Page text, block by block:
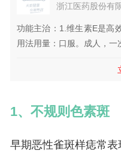
浙江医药股份有
功能主治：1.维生素E是高
的伤害，起到保护血管、心
3.与生殖功能和精子生成
卵巢
5.保护红细胞膜，预防
用法用量：口服。成人，一
1、不规则色素斑
早期恶性雀斑样痣常